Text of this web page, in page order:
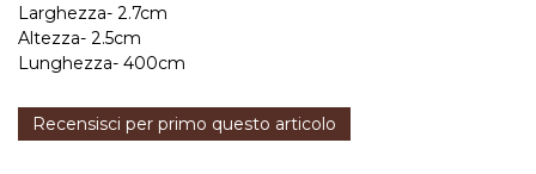
Larghezza- 2.7cm
Altezza- 2.5cm
Lunghezza- 400cm
Recensisci per primo questo articolo